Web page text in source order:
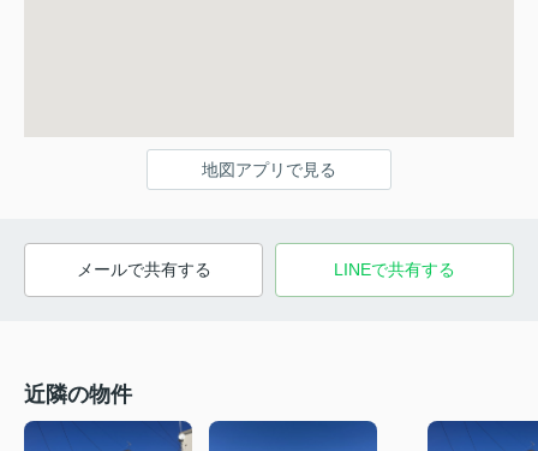
地図アプリで見る
メールで共有する LINEで共有する
近隣の物件